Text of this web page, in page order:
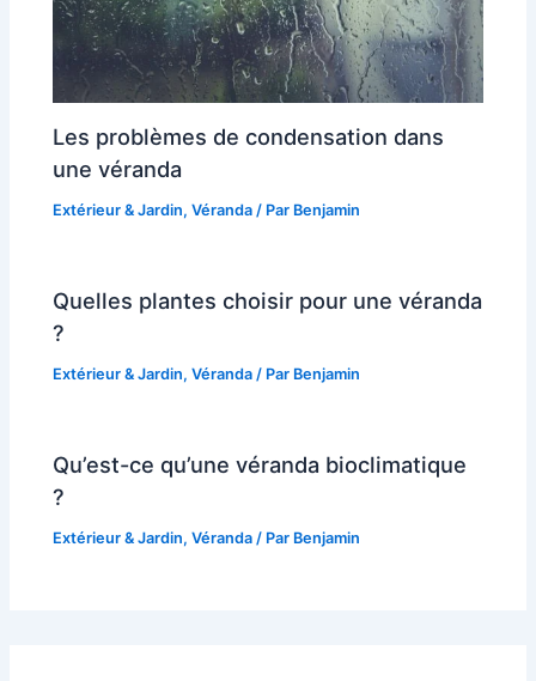
Les problèmes de condensation dans
une véranda
Extérieur & Jardin,Véranda / Par Benjamin
Quelles plantes choisir pour une véranda
?
Extérieur & Jardin,Véranda / Par Benjamin
Qu’est-ce qu’une véranda bioclimatique
?
Extérieur & Jardin,Véranda / Par Benjamin